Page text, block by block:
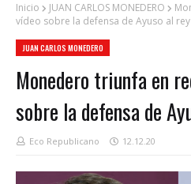
Inicio JUAN CARLOS MONEDERO
vídeo sobre la defensa de Ayuso al
JUAN CARLOS MONEDERO
Monedero triunfa en
sobre la defensa de
Eco Republicano 12.12.20